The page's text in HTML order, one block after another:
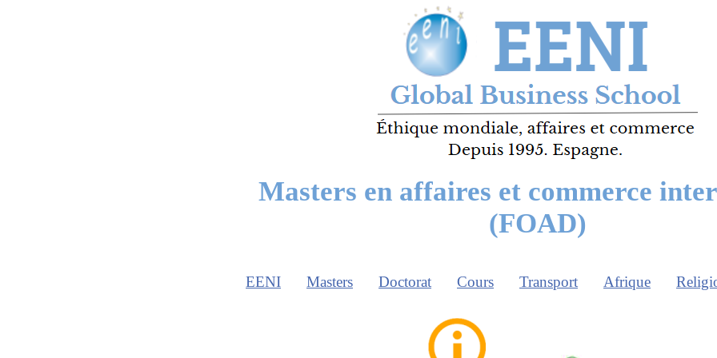
Masters en affaires et commerce
(FOAD)
EENI Masters Doctorat Cours Transport Afrique